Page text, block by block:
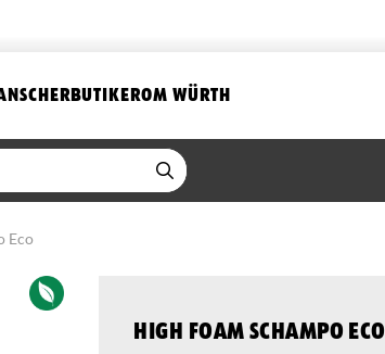
BUTIKEROM WÜRTH
Eco
High Foam Schampo Eco